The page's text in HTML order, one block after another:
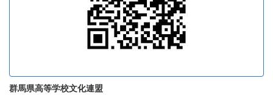
群馬県高等学校文化連盟